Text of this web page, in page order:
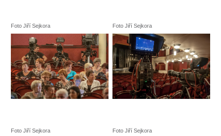
Foto Jiří Sejkora Foto Jiří Sejkora
Foto Jiří Sejkora Foto Jiří Sejkora